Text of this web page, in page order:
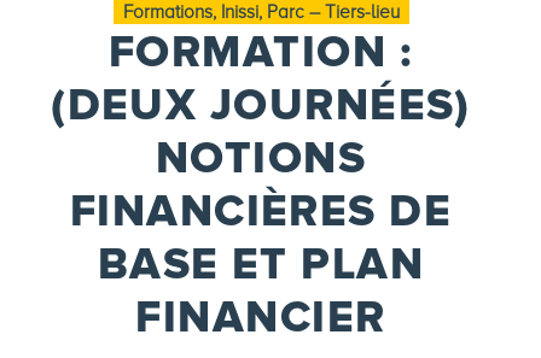
Formations, Inissi, Parc – Tiers-lieu
FORMATION :
(DEUX JOURNÉES)
NOTIONS
FINANCIÈRES DE
BASE ET PLAN
FINANCIER